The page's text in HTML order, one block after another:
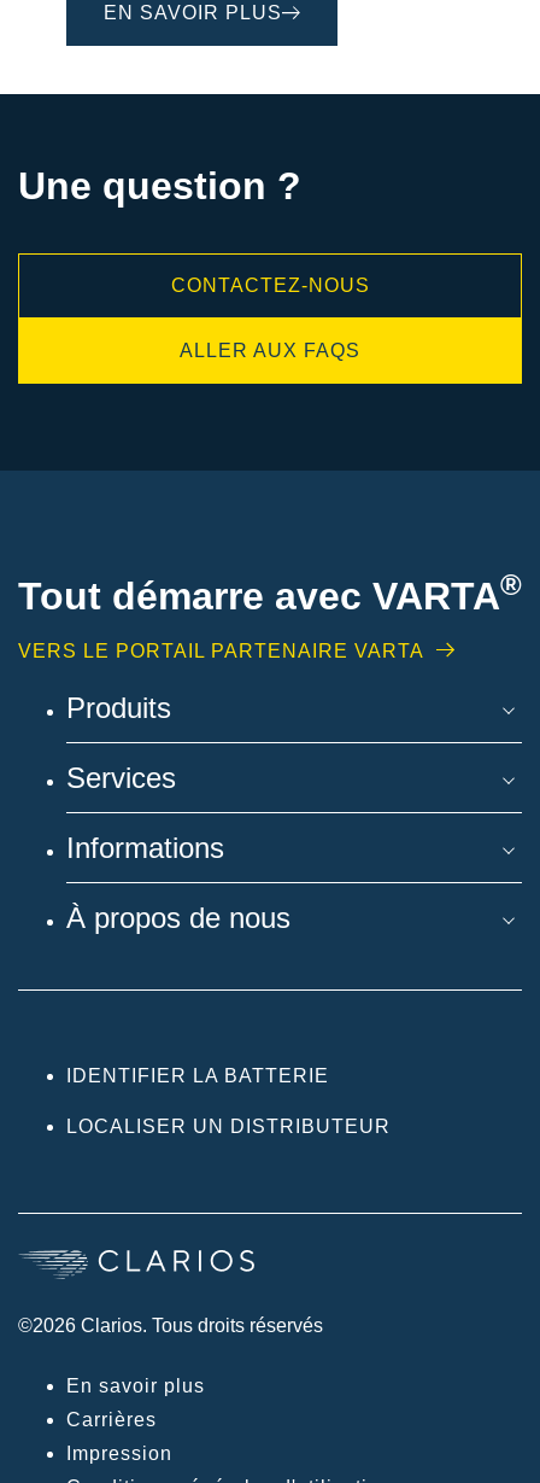
EN SAVOIR PLUS
Une question ?
CONTACTEZ-NOUS
ALLER AUX FAQS
Tout démarre avec VARTA®
VERS LE PORTAIL PARTENAIRE VARTA
Produits
Services
Informations
À propos de nous
IDENTIFIER LA BATTERIE
LOCALISER UN DISTRIBUTEUR
©2026 Clarios. Tous droits réservés
En savoir plus
Carrières
Impression